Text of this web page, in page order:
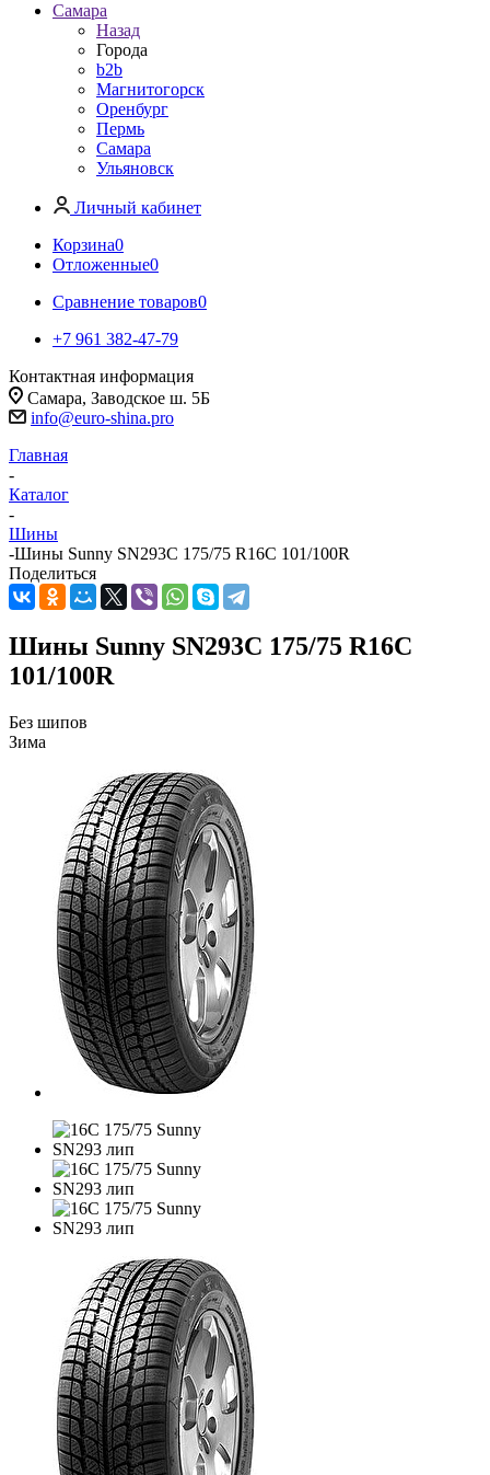
Самара
Назад
Города
b2b
Магнитогорск
Оренбург
Пермь
Самара
Ульяновск
Личный кабинет
Корзина0
Отложенные0
Сравнение товаров0
+7 961 382-47-79
Контактная информация
Самара, Заводское ш. 5Б
info@euro-shina.pro
Главная
-
Каталог
-
Шины
-Шины Sunny SN293C 175/75 R16C 101/100R
Поделиться
Шины Sunny SN293C 175/75 R16C
101/100R
Без шипов
Зима